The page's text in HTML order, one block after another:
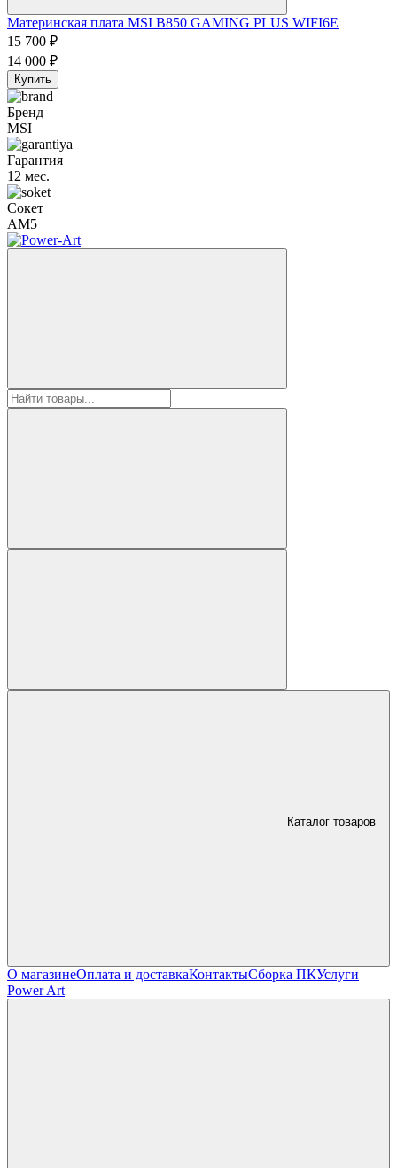
Материнская плата MSI B850 GAMING PLUS WIFI6E
15 700 ₽
14 000 ₽
Купить
Бренд
MSI
Гарантия
12 мес.
Сокет
AM5
Каталог товаров
О магазинеОплата и доставкаКонтактыСборка ПКУслуги
Power Art